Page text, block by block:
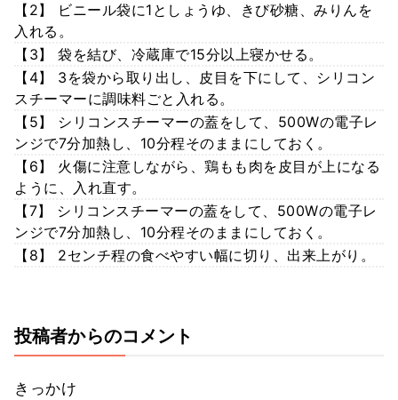
【2】 ビニール袋に1としょうゆ、きび砂糖、みりんを
入れる。
【3】 袋を結び、冷蔵庫で15分以上寝かせる。
【4】 3を袋から取り出し、皮目を下にして、シリコン
スチーマーに調味料ごと入れる。
【5】 シリコンスチーマーの蓋をして、500Wの電子レ
ンジで7分加熱し、10分程そのままにしておく。
【6】 火傷に注意しながら、鶏もも肉を皮目が上になる
ように、入れ直す。
【7】 シリコンスチーマーの蓋をして、500Wの電子レ
ンジで7分加熱し、10分程そのままにしておく。
【8】 2センチ程の食べやすい幅に切り、出来上がり。
投稿者からのコメント
きっかけ